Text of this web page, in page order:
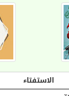
الاستفتاء